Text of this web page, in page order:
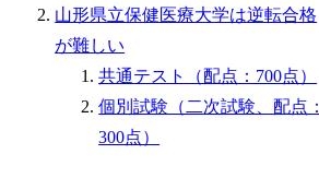
山形県立保健医療大学は逆転合格
が難しい
共通テスト（配点：700点）
個別試験（二次試験、配点：
300点）